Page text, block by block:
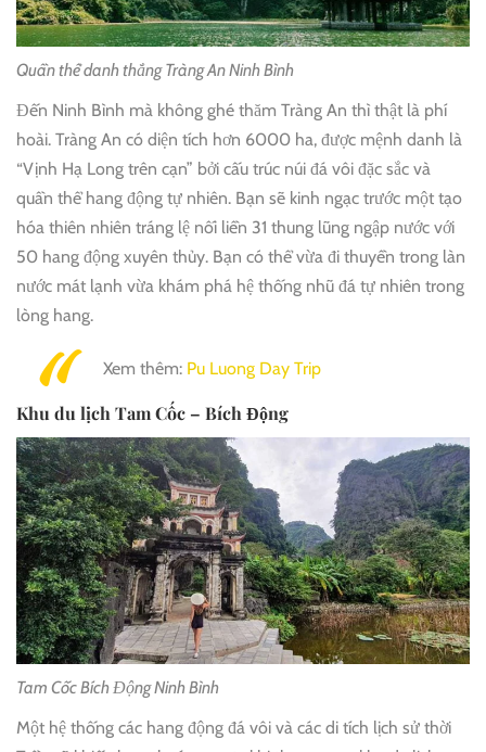
Quần thể danh thắng Tràng An Ninh Bình
Đến Ninh Bình mà không ghé thăm Tràng An thì thật là phí
hoài. Tràng An có diện tích hơn 6000 ha, được mệnh danh là
“Vịnh Hạ Long trên cạn” bởi cấu trúc núi đá vôi đặc sắc và
quần thể hang động tự nhiên. Bạn sẽ kinh ngạc trước một tạo
hóa thiên nhiên tráng lệ nối liền 31 thung lũng ngập nước với
50 hang động xuyên thủy. Bạn có thể vừa đi thuyền trong làn
nước mát lạnh vừa khám phá hệ thống nhũ đá tự nhiên trong
lòng hang.
Xem thêm: Pu Luong Day Trip
Khu du lịch Tam Cốc – Bích Động
Tam Cốc Bích Động Ninh Bình
Một hệ thống các hang động đá vôi và các di tích lịch sử thời